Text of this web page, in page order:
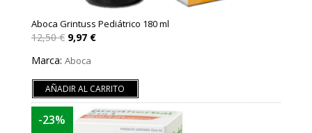
Aboca Grintuss Pediátrico 180 ml
12,50€ El
precio
original
era:
9,97 €El
precio
Marca: Aboca
AÑADIR AL CARRITO
-23%